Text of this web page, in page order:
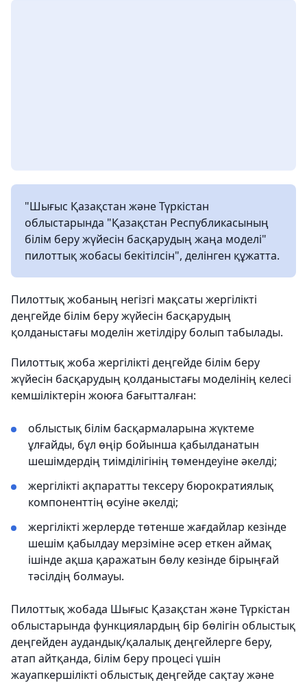
"Шығыс Қазақстан және Түркістан
облыстарында "Қазақстан Республикасының
білім беру жүйесін басқарудың жаңа моделі"
пилоттық жобасы бекітілсін", делінген құжатта.
Пилоттық жобаның негізгі мақсаты жергілікті
деңгейде білім беру жүйесін басқарудың
қолданыстағы моделін жетілдіру болып табылады.
Пилоттық жоба жергілікті деңгейде білім беру
жүйесін басқарудың қолданыстағы моделінің келесі
кемшіліктерін жоюға бағытталған:
облыстық білім басқармаларына жүктеме
ұлғайды, бұл өңір бойынша қабылданатын
шешімдердің тиімділігінің төмендеуіне әкелді;
жергілікті ақпаратты тексеру бюрократиялық
компоненттің өсуіне әкелді;
жергілікті жерлерде төтенше жағдайлар кезінде
шешім қабылдау мерзіміне әсер еткен аймақ
ішінде ақша қаражатын бөлу кезінде бірыңғай
тәсілдің болмауы.
Пилоттық жобада Шығыс Қазақстан және Түркістан
облыстарында функциялардың бір бөлігін облыстық
деңгейден аудандық/қалалық деңгейлерге беру,
атап айтқанда, білім беру процесі үшін
жауапкершілікті облыстық деңгейде сақтау және